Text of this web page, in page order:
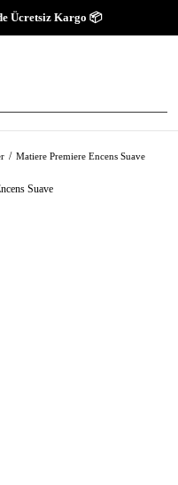
Ücretsiz Kargo 📦
Matiere Premiere Encens Suave